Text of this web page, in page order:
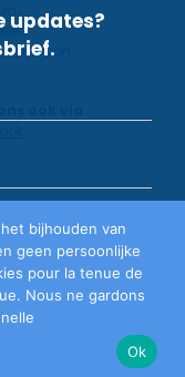
bijhouden van
geen persoonlijke
pour la tenue de
Nous ne gardons
Ok
updates?